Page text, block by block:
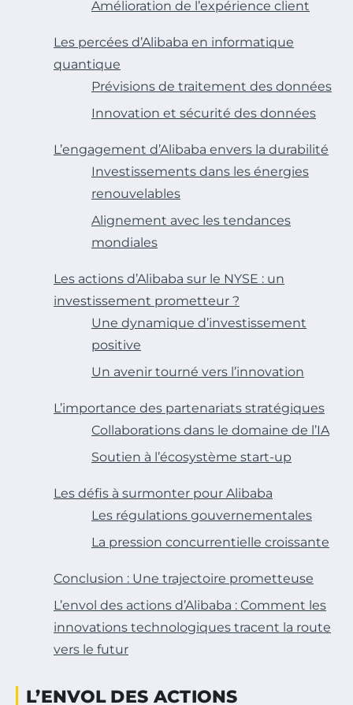
Amélioration de l’expérience client
Les percées d’Alibaba en informatique
quantique
Prévisions de traitement des données
Innovation et sécurité des données
L’engagement d’Alibaba envers la durabilité
Investissements dans les énergies
renouvelables
Alignement avec les tendances
mondiales
Les actions d’Alibaba sur le NYSE : un
investissement prometteur ?
Une dynamique d’investissement
positive
Un avenir tourné vers l’innovation
L’importance des partenariats stratégiques
Collaborations dans le domaine de l’IA
Soutien à l’écosystème start-up
Les défis à surmonter pour Alibaba
Les régulations gouvernementales
La pression concurrentielle croissante
Conclusion : Une trajectoire prometteuse
L’envol des actions d’Alibaba : Comment les
innovations technologiques tracent la route
vers le futur
L’ENVOL DES ACTIONS